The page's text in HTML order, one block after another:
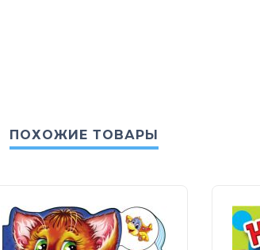
ПОХОЖИЕ ТОВАРЫ